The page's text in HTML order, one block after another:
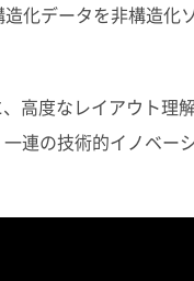
化データを非構造
高度なレイアウト理
連の技術的イノベー